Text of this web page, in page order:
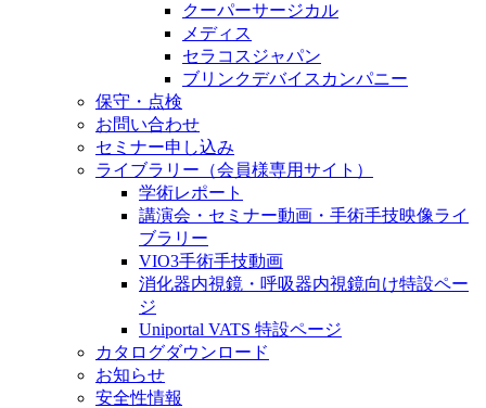
クーパーサージカル
メディス
セラコスジャパン
ブリンクデバイスカンパニー
保守・点検
お問い合わせ
セミナー申し込み
ライブラリー（会員様専用サイト）
学術レポート
講演会・セミナー動画・手術手技映像ライ
ブラリー
VIO3手術手技動画
消化器内視鏡・呼吸器内視鏡向け特設ペー
ジ
Uniportal VATS 特設ページ
カタログダウンロード
お知らせ
安全性情報